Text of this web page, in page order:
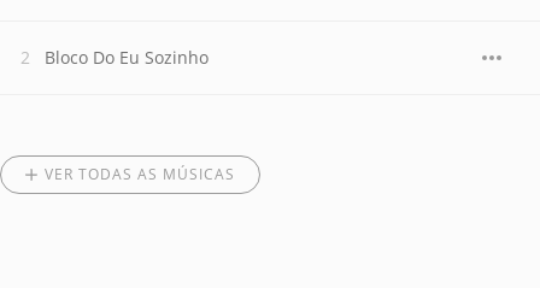
Bloco Do Eu Sozinho
VER TODAS AS MÚSICAS